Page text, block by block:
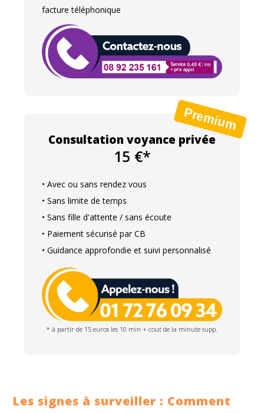
facture téléphonique
Consultation voyance privée
15 €*
• Avec ou sans rendez vous
• Sans limite de temps
• Sans fille d'attente / sans écoute
• Paiement sécurisé par CB
• Guidance approfondie et suivi personnalisé
* à partir de 15 euros les 10 min + cout de la minute supp.
Les signes à surveiller : Comment